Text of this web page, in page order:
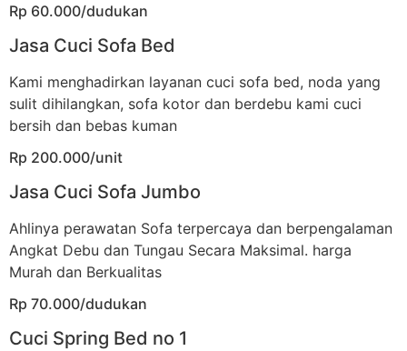
Rp 60.000/dudukan
Jasa Cuci Sofa Bed
Kami menghadirkan layanan cuci sofa bed, noda yang
sulit dihilangkan, sofa kotor dan berdebu kami cuci
bersih dan bebas kuman
Rp 200.000/unit
Jasa Cuci Sofa Jumbo
Ahlinya perawatan Sofa terpercaya dan berpengalaman
Angkat Debu dan Tungau Secara Maksimal. harga
Murah dan Berkualitas
Rp 70.000/dudukan
Cuci Spring Bed no 1